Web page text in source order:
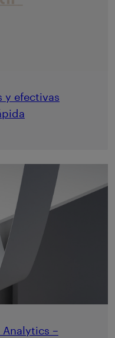
y efectivas
–